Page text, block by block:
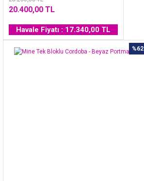
20.400,00 TL
Havale Fiyatı : 17.340,00 TL
%62